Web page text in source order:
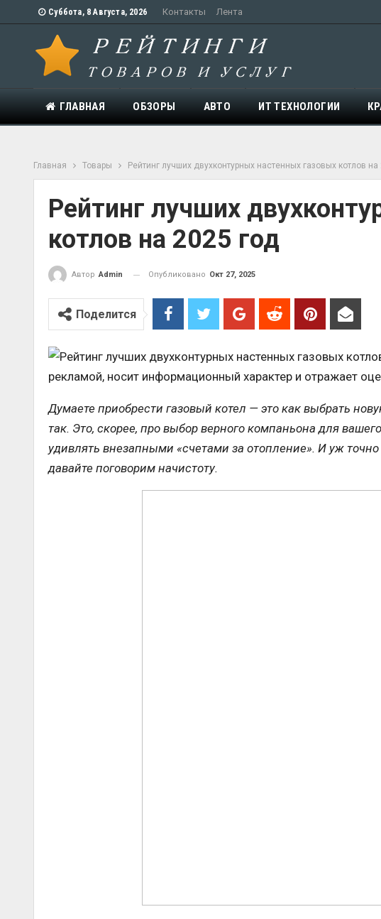
Суббота, 8 Августа, 2026 Контакты Лента
ГЛАВНАЯ ОБЗОРЫ АВТО ИТ ТЕХНОЛОГИИ
Главная Товары Рейтинг лучших двухконтурных настенных газовых котлов
Рейтинг лучших
котлов на 2025 год
Автор Admin Опубликовано Окт 27, 2025
Поделится
рекламой, носит информационный характер и отражает
Думаете приобрести газовый котел — это как выбрать
так. Это, скорее, про выбор верного компаньона для
удивлять внезапными «счетами за отопление». И уж
давайте поговорим начистоту.